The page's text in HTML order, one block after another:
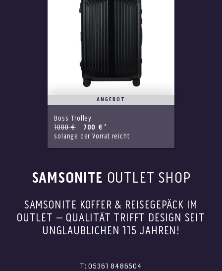
ANGEBOT
Boss Trolley
1000 €
700 € *
solange der Vorrat reicht
SAMSONITE OUTLET SHOP
SAMSONITE KOFFER & REISEGEPÄCK IM
OUTLET – QUALITÄT TRIFFT DESIGN SEIT
UNGLAUBLICHEN 115 JAHREN!
T: 05361 8486504